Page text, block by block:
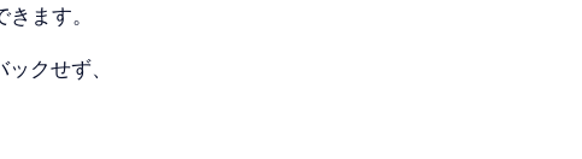
ます。
クせず、